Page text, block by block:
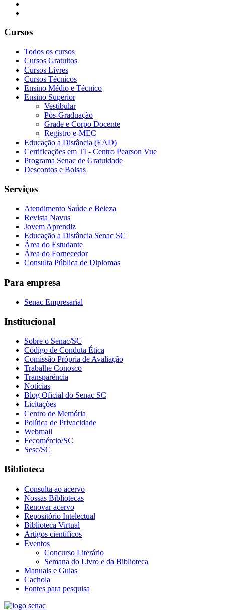
Cursos
Todos os cursos
Cursos Gratuitos
Cursos Livres
Cursos Técnicos
Ensino Médio e Técnico
Ensino Superior
Vestibular
Pós-Graduação
Grade e Corpo Docente
Registro e-MEC
Educação a Distância (EAD)
Certificações em TI - Centro Pearson Vue
Programa Senac de Gratuidade
Descontos e Bolsas
Serviços
Atendimento Saúde e Beleza
Revista Navus
Jovem Aprendiz
Educação a Distância Senac SC
Área do Estudante
Área do Fornecedor
Consulta Pública de Diplomas
Para empresa
Senac Empresarial
Institucional
Sobre o Senac/SC
Código de Conduta Ética
Comissão Própria de Avaliação
Trabalhe Conosco
Transparência
Notícias
Blog Oficial do Senac SC
Licitações
Centro de Memória
Política de Privacidade
Webmail
Fecomércio/SC
Sesc/SC
Biblioteca
Consulta ao acervo
Nossas Bibliotecas
Renovar acervo
Repositório Intelectual
Biblioteca Virtual
Artigos científicos
Eventos
Concurso Literário
Semana do Livro e da Biblioteca
Manuais e Guias
Cachola
Fontes para pesquisa